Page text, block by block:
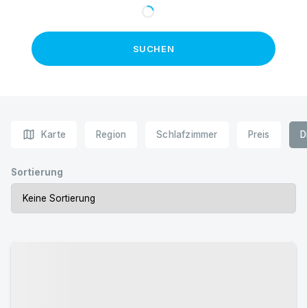
SUCHEN
map Karte Region Schlafzimmer Preis
Sortierung